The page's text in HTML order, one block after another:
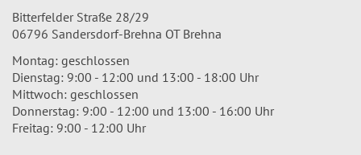
Bitterfelder Straße 28/29
06796 Sandersdorf-Brehna OT Brehna
Montag: geschlossen
Dienstag: 9:00 - 12:00 und 13:00 - 18:00 Uhr
Mittwoch: geschlossen
Donnerstag: 9:00 - 12:00 und 13:00 - 16:00 Uhr
Freitag: 9:00 - 12:00 Uhr